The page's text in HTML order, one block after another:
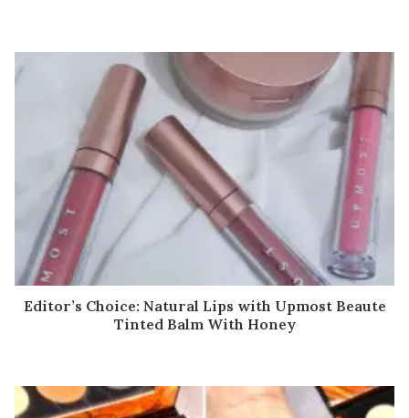
Editor’s Choice: Natural Lips with Upmost Beaute
Tinted Balm With Honey